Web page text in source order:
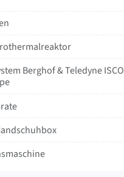
Berghof & Teledyne ISCO